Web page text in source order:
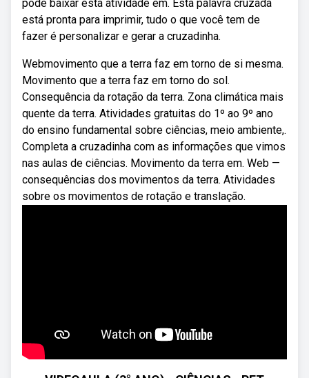
pode baixar esta atividade em. Esta palavra cruzada
está pronta para imprimir, tudo o que você tem de
fazer é personalizar e gerar a cruzadinha.
Webmovimento que a terra faz em torno de si mesma.
Movimento que a terra faz em torno do sol.
Consequência da rotação da terra. Zona climática mais
quente da terra. Atividades gratuitas do 1º ao 9º ano
do ensino fundamental sobre ciências, meio ambiente,.
Completa a cruzadinha com as informações que vimos
nas aulas de ciências. Movimento da terra em. Web —
consequências dos movimentos da terra. Atividades
sobre os movimentos de rotação e translação.